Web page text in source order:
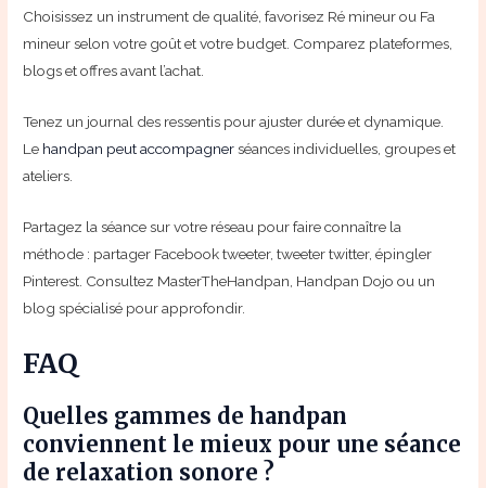
Choisissez un instrument de qualité, favorisez Ré mineur ou Fa
mineur selon votre goût et votre budget. Comparez plateformes,
blogs et offres avant l’achat.
Tenez un journal des ressentis pour ajuster durée et dynamique.
Le handpan peut accompagnerséances individuelles, groupes et
ateliers.
Partagez la séance sur votre réseau pour faire connaître la
méthode : partager Facebook tweeter, tweeter twitter, épingler
Pinterest. Consultez MasterTheHandpan, Handpan Dojo ou un
blog spécialisé pour approfondir.
FAQ
Quelles gammes de handpan
conviennent le mieux pour une séance
de relaxation sonore ?